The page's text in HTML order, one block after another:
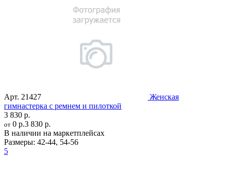
Арт. 21427
Женская
гимнастерка с ремнем и пилоткой
3 830 р.
от 0 р.3 830 р.
В наличии на маркетплейсах
Размеры: 42-44, 54-56
5